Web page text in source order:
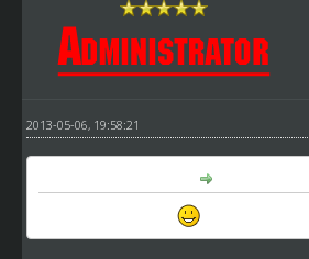
2013-05-06, 19:58:21